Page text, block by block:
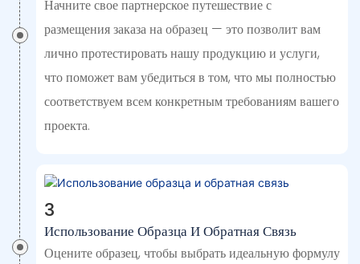
Начните свое партнерское путешествие с
размещения заказа на образец — это позволит вам
лично протестировать нашу продукцию и услуги,
что поможет вам убедиться в том, что мы полностью
соответствуем всем конкретным требованиям вашего
проекта.
3
Использование Образца И Обратная Связь
Оцените образец, чтобы выбрать идеальную формулу